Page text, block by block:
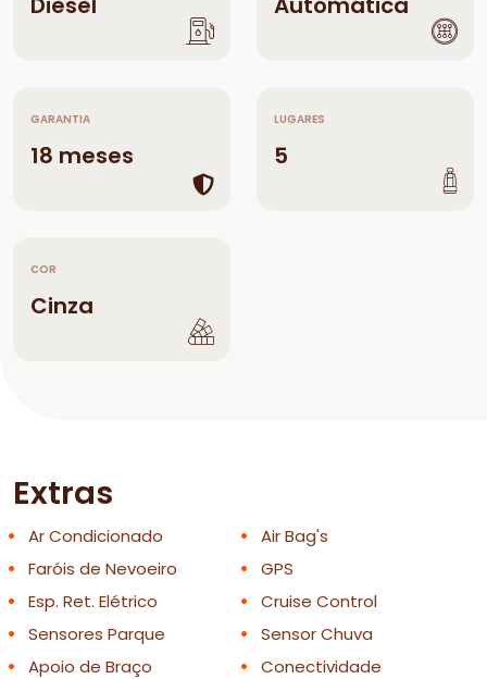
GARANTIA
18 meses
LUGARES
5
COR
Cinza
Extras
Ar Condicionado
Air Bag's
Faróis de Nevoeiro
GPS
Esp. Ret. Elétrico
Cruise Control
Sensores Parque
Sensor Chuva
Apoio de Braço
Conectividade